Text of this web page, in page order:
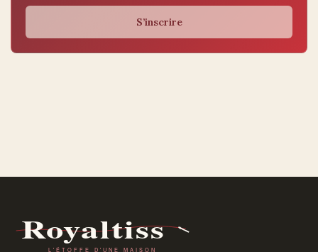
S’inscrire